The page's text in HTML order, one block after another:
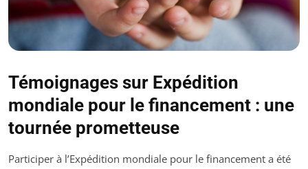
Témoignages sur Expédition
mondiale pour le financement : une
tournée prometteuse
Participer à l’Expédition mondiale pour le financement a été